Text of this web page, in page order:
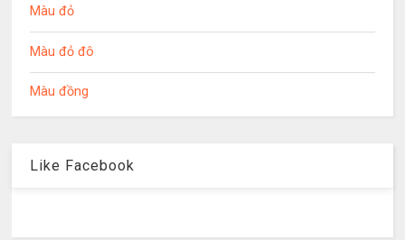
Màu đỏ
Màu đỏ đô
Màu đồng
Like Facebook